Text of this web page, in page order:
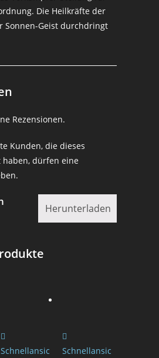
Die Heilkräfte der
Sonnen-Geist durchdringt
Rezensionen.
Kunden, die dieses
haben, dürfen eine
Herunterladen
Schnellansic
Schnellansic